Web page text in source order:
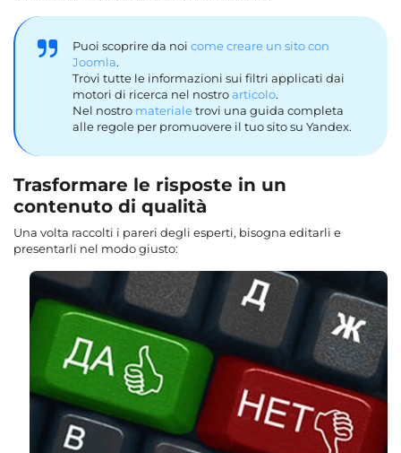
Puoi scoprire da noi come creare un sito con
Joomla.
Trovi tutte le informazioni sui filtri applicati dai
motori di ricerca nel nostroarticolo.
Nel nostro materialetrovi una guida completa
alle regole per promuovere il tuo sito su Yandex.
Trasformare le risposte in un
contenuto di qualità
Una volta raccolti i pareri degli esperti, bisogna editarli e
presentarli nel modo giusto: